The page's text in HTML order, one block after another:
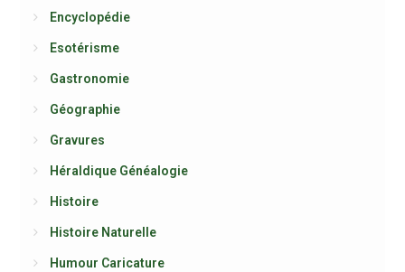
Encyclopédie
Esotérisme
Gastronomie
Géographie
Gravures
Héraldique Généalogie
Histoire
Histoire Naturelle
Humour Caricature